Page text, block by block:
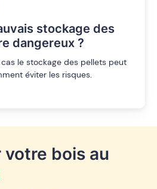
stockage des
dangereux ?
le stockage des pellets peut
éviter les risques.
bois au